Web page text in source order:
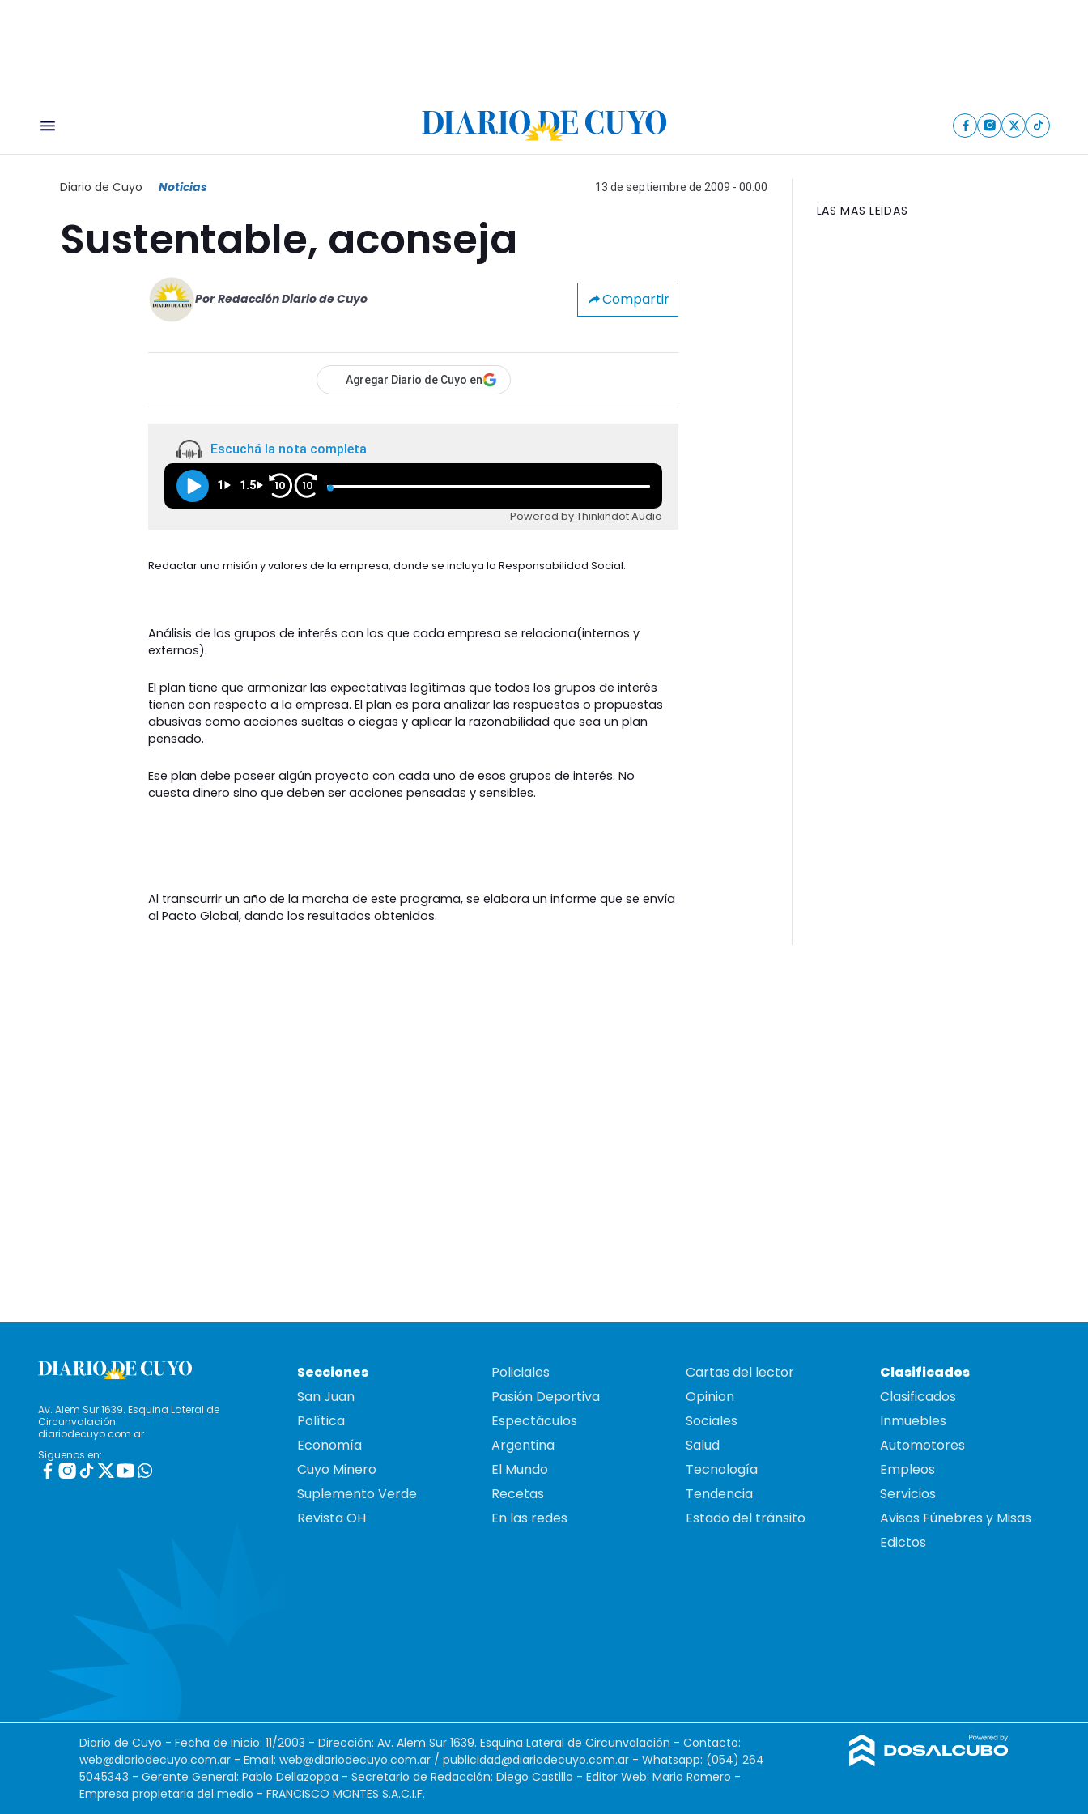
Diario de Cuyo Noticias 13 de septiembre de 2009 - 00:00
Sustentable, aconseja
Por Redacción Diario de Cuyo Compartir
Agregar Diario de Cuyo en
Escuchá la nota completa
1 1.5 10 10
Powered by Thinkindot Audio
Redactar una misión y valores de la empresa, donde se incluya la Responsabilidad Social.
Análisis de los grupos de interés con los que cada empresa se relaciona(internos y
externos).
El plan tiene que armonizar las expectativas legítimas que todos los grupos de interés
tienen con respecto a la empresa. El plan es para analizar las respuestas o propuestas
abusivas como acciones sueltas o ciegas y aplicar la razonabilidad que sea un plan
pensado.
Ese plan debe poseer algún proyecto con cada uno de esos grupos de interés. No
cuesta dinero sino que deben ser acciones pensadas y sensibles.
Al transcurrir un año de la marcha de este programa, se elabora un informe que se envía
al Pacto Global, dando los resultados obtenidos.
LAS MAS LEIDAS
Av. Alem Sur 1639. Esquina Lateral de
Circunvalación
diariodecuyo.com.ar
Siguenos en:
Secciones
San Juan
Política
Economía
Cuyo Minero
Suplemento Verde
Revista OH
Policiales
Pasión Deportiva
Espectáculos
Argentina
El Mundo
Recetas
En las redes
Cartas del lector
Opinion
Sociales
Salud
Tecnología
Tendencia
Estado del tránsito
Clasificados
Clasificados
Inmuebles
Automotores
Empleos
Servicios
Avisos Fúnebres y Misas
Edictos
Diario de Cuyo - Fecha de Inicio: 11/2003 - Dirección: Av. Alem Sur 1639. Esquina Lateral de Circunvalación - Contacto:
web@diariodecuyo.com.ar - Email: web@diariodecuyo.com.ar / publicidad@diariodecuyo.com.ar - Whatsapp: (054) 264
5045343 - Gerente General: Pablo Dellazoppa - Secretario de Redacción: Diego Castillo - Editor Web: Mario Romero -
Empresa propietaria del medio - FRANCISCO MONTES S.A.C.I.F.